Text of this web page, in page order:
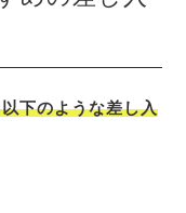
下のような差し入